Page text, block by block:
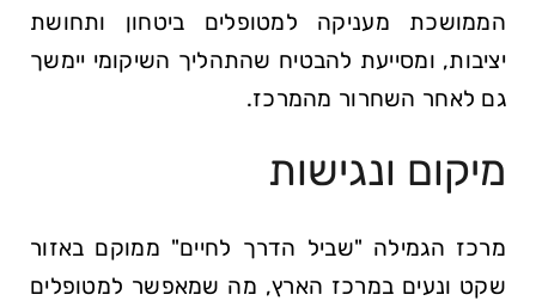
הממושכת מעניקה למטופלים ביטחון ותחושת
יציבות, ומסייעת להבטיח שהתהליך השיקומי יימשך
גם לאחר השחרור מהמרכז.
מיקום ונגישות
מרכז הגמילה "שביל הדרך לחיים" ממוקם באזור
שקט ונעים במרכז הארץ, מה שמאפשר למטופלים